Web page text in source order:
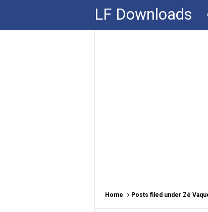
LF Downloads
Home Posts filed under Zé